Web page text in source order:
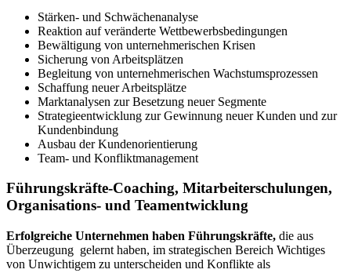
Stärken- und Schwächenanalyse
Reaktion auf veränderte Wettbewerbsbedingungen
Bewältigung von unternehmerischen Krisen
Sicherung von Arbeitsplätzen
Begleitung von unternehmerischen Wachstumsprozessen
Schaffung neuer Arbeitsplätze
Marktanalysen zur Besetzung neuer Segmente
Strategieentwicklung zur Gewinnung neuer Kunden und zur
Kundenbindung
Ausbau der Kundenorientierung
Team- und Konfliktmanagement
Führungskräfte-Coaching, Mitarbeiterschulungen,
Organisations- und Teamentwicklung
Erfolgreiche Unternehmen haben Führungskräfte, die aus
Überzeugung gelernt haben, im strategischen Bereich Wichtiges
von Unwichtigem zu unterscheiden und Konflikte als